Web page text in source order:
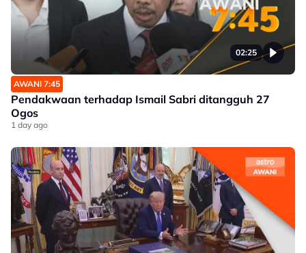
02:25
AWANI 7:45
Pendakwaan terhadap Ismail Sabri ditangguh 27
Ogos
1 day ago